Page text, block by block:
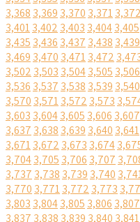
3,368 3,369 3,370 3,3713,372
3,4013,402 3,403 3,4043,405
3,435 3,436 3,437 3,438 3,439
3,469 3,470 3,4713,472
3,502 3,503 3,5043,505 3,506
3,536 3,537 3,538 3,539 3,540
3,570 3,5713,572 3,573
3,603 3,6043,605 3,606 3,607
3,637 3,638 3,639 3,640 3,641
3,6713,672 3,673 3,674
3,7043,705 3,706 3,707
3,737 3,738 3,739 3,740
3,770 3,7713,772 3,773
3,803 3,8043,805 3,806 3,807
3,837 3,838 3,839 3,840 3,841